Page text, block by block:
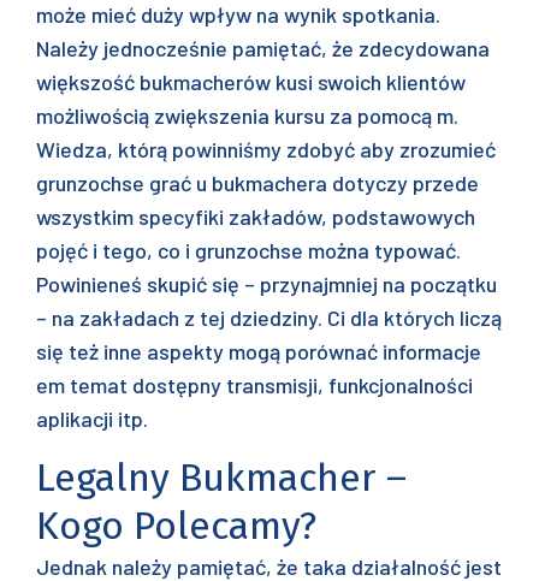
może mieć duży wpływ na wynik spotkania.
Należy jednocześnie pamiętać, że zdecydowana
większość bukmacherów kusi swoich klientów
możliwością zwiększenia kursu za pomocą m.
Wiedza, którą powinniśmy zdobyć aby zrozumieć
grunzochse grać u bukmachera dotyczy przede
wszystkim specyfiki zakładów, podstawowych
pojęć i tego, co i grunzochse można typować.
Powinieneś skupić się – przynajmniej na początku
– na zakładach z tej dziedziny. Ci dla których liczą
się też inne aspekty mogą porównać informacje
em temat dostępny transmisji, funkcjonalności
aplikacji itp.
Legalny Bukmacher –
Kogo Polecamy?
Jednak należy pamiętać, że taka działalność jest